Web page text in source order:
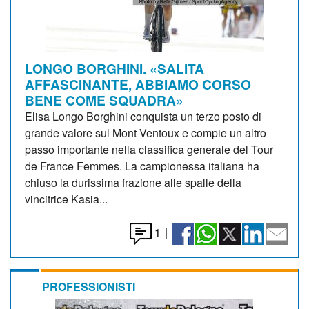
LONGO BORGHINI. «SALITA
AFFASCINANTE, ABBIAMO CORSO
BENE COME SQUADRA»
Elisa Longo Borghini conquista un terzo posto di
grande valore sul Mont Ventoux e compie un altro
passo importante nella classifica generale del Tour
de France Femmes. La campionessa italiana ha
chiuso la durissima frazione alle spalle della
vincitrice Kasia...
1 |
PROFESSIONISTI